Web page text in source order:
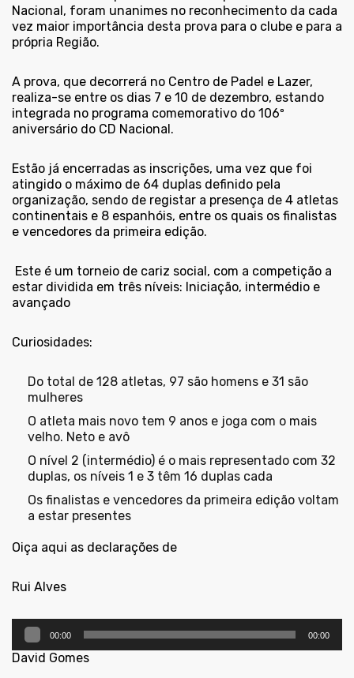
Nacional, foram unanimes no reconhecimento da cada
vez maior importância desta prova para o clube e para a
própria Região.
A prova, que decorrerá no Centro de Padel e Lazer,
realiza-se entre os dias 7 e 10 de dezembro, estando
integrada no programa comemorativo do 106º
aniversário do CD Nacional.
Estão já encerradas as inscrições, uma vez que foi
atingido o máximo de 64 duplas definido pela
organização, sendo de registar a presença de 4 atletas
continentais e 8 espanhóis, entre os quais os finalistas
e vencedores da primeira edição.
Este é um torneio de cariz social, com a competição a
estar dividida em três níveis: Iniciação, intermédio e
avançado
Curiosidades:
Do total de 128 atletas, 97 são homens e 31 são
mulheres
O atleta mais novo tem 9 anos e joga com o mais
velho. Neto e avô
O nível 2 (intermédio) é o mais representado com 32
duplas, os níveis 1 e 3 têm 16 duplas cada
Os finalistas e vencedores da primeira edição voltam
a estar presentes
Oiça aqui as declarações de
Rui Alves
Reprodutor
de
áudio
00:00 00:00
David Gomes